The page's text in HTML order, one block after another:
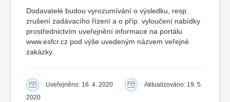
Dodavatelé budou vyrozumívání o výsledku, resp.
zrušení zadávacího řízení a o příp. vyloučení nabídky
prostřednictvím uveřejnění informace na portálu
www.esfcr.cz pod výše uvedeným názvem veřejné
zakázky.
Uveřejněno: 16. 4. 2020
Aktualizováno: 19. 5.
2020